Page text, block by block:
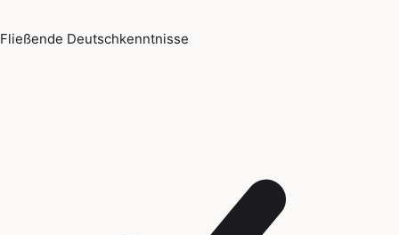
Fließende Deutschkenntnisse